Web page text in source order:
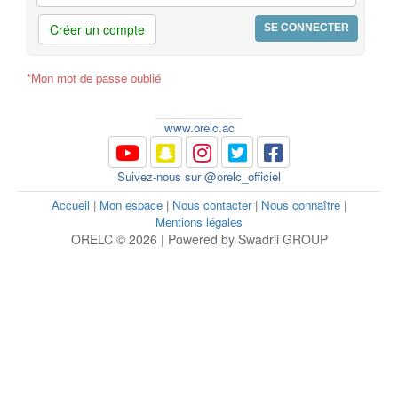
Créer un compte
*Mon mot de passe oublié
www.orelc.ac
Suivez-nous sur @orelc_officiel
Accueil | Mon espace | Nous contacter| Nous connaître |
Mentions légales
ORELC © 2026 | Powered by Swadrii GROUP